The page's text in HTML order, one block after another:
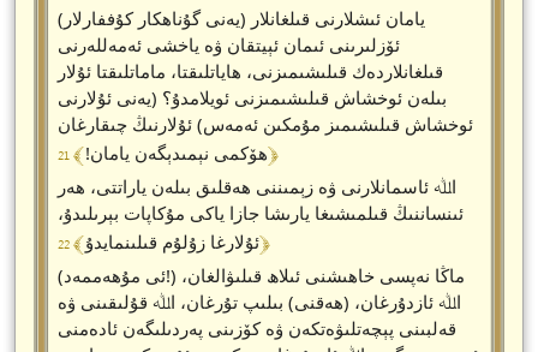
يامان ئىشلارنى قىلغانلار (يەنى گۇناھكار كۇففارلار)
ئۆزلىرىنى ئىمان ئېيتقان ۋە ياخشى ئەمەللەرنى
قىلغانلاردەك قىلىشىمىزنى، ھاياتلىقتا، ماماتلىقتا ئۇلار
بىلەن ئوخشاش قىلىشىمىزنى ئويلامدۇ؟ (يەنى ئۇلارنى
ئوخشاش قىلىشىمىز مۇمكىن ئەمەس) ئۇلارنىڭ چىقارغان
ھۆكمى نېمىدېگەن يامان!﴾ 21 ﴿
اﷲ ئاسمانلارنى ۋە زېمىننى ھەقلىق بىلەن ياراتتى، ھەر
ئىنساننىڭ قىلمىشىغا يارىشا جازا ياكى مۇكاپات بېرىلىدۇ،
ئۇلارغا زۇلۇم قىلىنمايدۇ﴾ 22 ﴿
(ئى مۇھەممەد!) ماڭا نەپسى خاھىشنى ئىلاھ قىلىۋالغان،
اﷲ ئازدۇرغان، (ھەقنى) بىلىپ تۇرغان، اﷲ قۇلىقىنى ۋە
قەلبىنى پېچەتلىۋەتكەن ۋە كۆزىنى پەردىلىگەن ئادەمنى